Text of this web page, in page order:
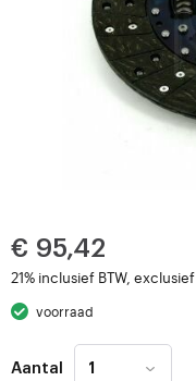
€ 95,42
21% inclusief BTW, exclusief
voorraad
Aantal